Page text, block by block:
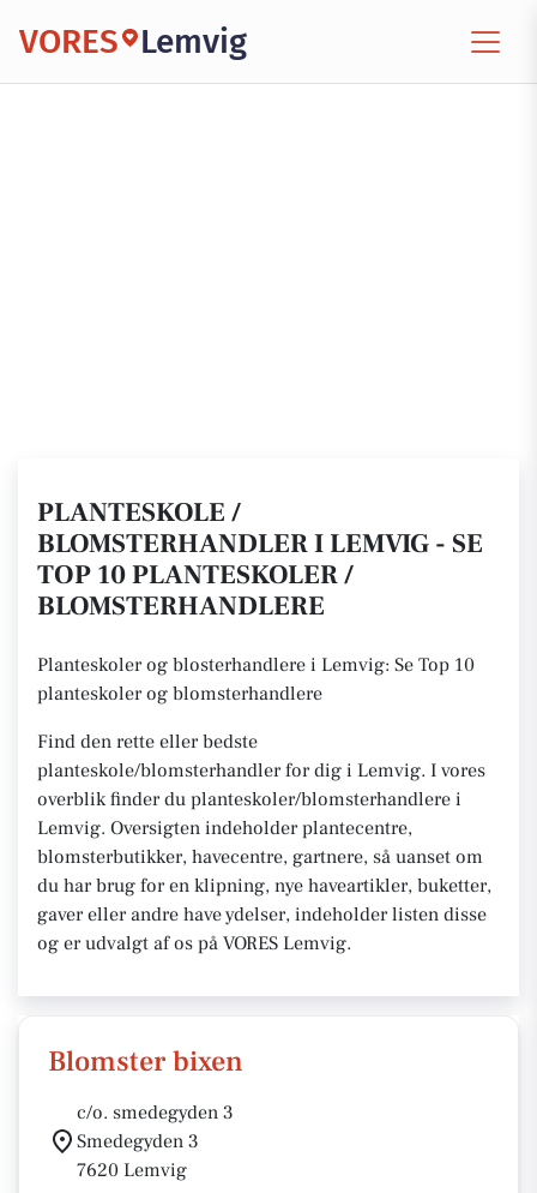
VORES Lemvig
PLANTESKOLE /
BLOMSTERHANDLER I LEMVIG - SE
TOP 10 PLANTESKOLER /
BLOMSTERHANDLERE
Planteskoler og blosterhandlere i Lemvig: Se Top 10
planteskoler og blomsterhandlere
Find den rette eller bedste
planteskole/blomsterhandler for dig i Lemvig. I vores
overblik finder du planteskoler/blomsterhandlere i
Lemvig. Oversigten indeholder plantecentre,
blomsterbutikker, havecentre, gartnere, så uanset om
du har brug for en klipning, nye haveartikler, buketter,
gaver eller andre have ydelser, indeholder listen disse
og er udvalgt af os på VORES Lemvig.
Blomster bixen
c/o. smedegyden 3
Smedegyden 3
7620 Lemvig